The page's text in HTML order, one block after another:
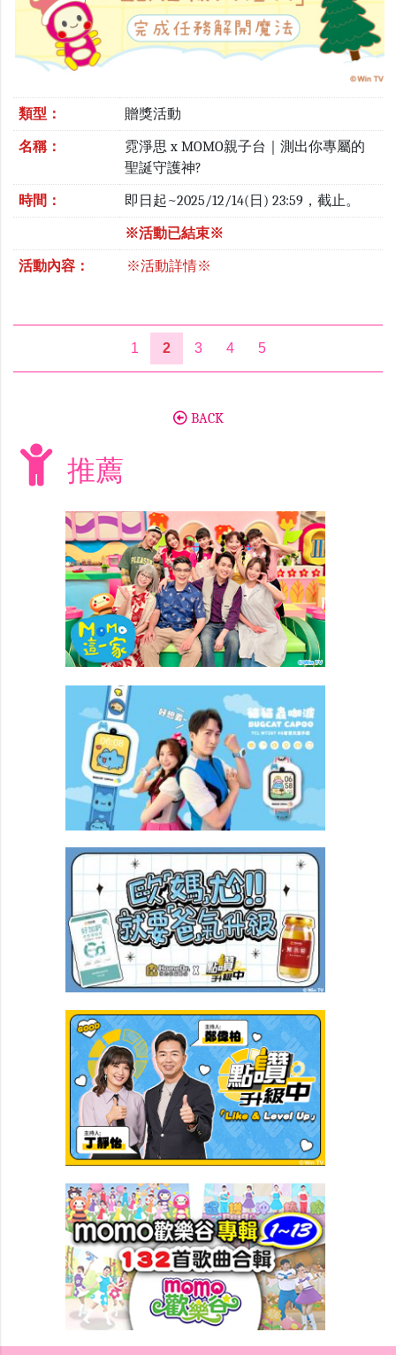
類型： 贈獎活動
名稱：
霓淨思 x MOMO親子台｜測出你專屬的
聖誕守護神?
時間： 即日起~2025/12/14(日) 23:59，截止。
※活動已結束※
活動內容： ※活動詳情※
1 2 3 4 5
BACK
推薦